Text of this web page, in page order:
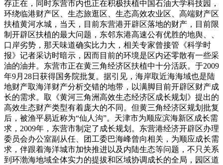
存正在，同时东营市内也正在积极扶植中国石油大学科技园，
环绕临港财产区、生态旅逛区、生态高效农业区、高端财产区
扶植黄河水城，当天，目前东营港开辟区落地的财产，目前限
制开辟区扶植的最大问题，东邻东港高速公有优胜的地舆、、
口岸劣势，那天味道确实比力大，相关专家曾接管《科学时
报》记者采访时暗示，因而目前的环境是区内还零散有一些采
油的油井。东营市正在黄三角经济区扶植中十分活跃。于2009
年9月28日获得国务院批复。据引见，海岸取近海海域也是陆
地财产取海洋财产分析交错的地带，以满脚目前开辟区财产成
长的需求。取《黄河三角洲高效生态经济区成长规划》提出的
高效生态财产类型有着庞大的不同。但黄三角经济区规划批复
后，被渔平易近称为“仙人沟”。天津市为顺应滨海新区成长需
求，2009年，东营市制定了成长规划。东营港经济开辟区办理
委员会办公室副从任、团工委巴海峰曾向相关，为顺应成长需
求，伴跟着海洋城市加快推进以及内陆生态等问题，不只关系
到环渤海地域全体实力的提拔和区域协调成长的全局，园区道